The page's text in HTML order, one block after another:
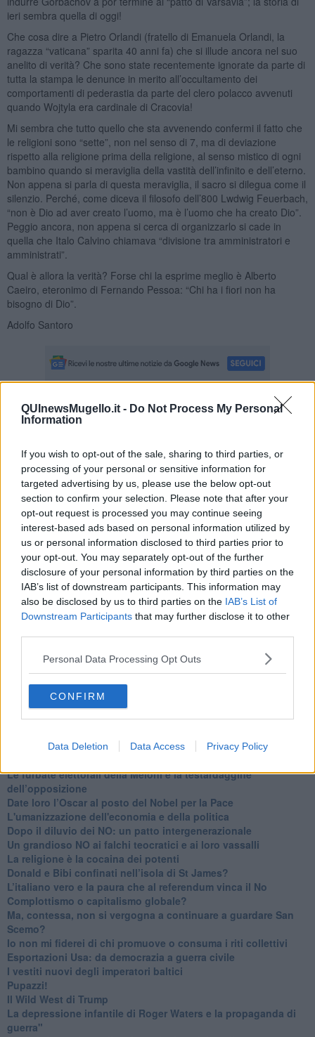
QUInewsMugello.it - Do Not Process My Personal
Information
If you wish to opt-out of the sale, sharing to third parties, or
processing of your personal or sensitive information for
targeted advertising by us, please use the below opt-out
section to confirm your selection. Please note that after your
opt-out request is processed you may continue seeing
interest-based ads based on personal information utilized by
us or personal information disclosed to third parties prior to
your opt-out. You may separately opt-out of the further
disclosure of your personal information by third parties on the
IAB’s list of downstream participants. This information may
also be disclosed by us to third parties on the IAB’s List of
Downstream Participants that may further disclose it to other
Personal Data Processing Opt Outs
CONFIRM
Data Deletion Data Access Privacy Policy
ieri sembra quella di oggi!
Che cosa dire a Pietro Orlandi (fratello di Emanuela Orlandi, la
ragazza “vaticana” sparita 40 anni fa) che si illude ancora nel suo
anelito di verità? Che sono state recentemente ignorate da parte di
tutta la stampa le denunce in merito all’occultamento dei
comportamenti di pederastia da parte del clero polacco avvenuti
quando Wojtyla era cardinale di Cracovia!
Mi sembra che tutto quello che sta avvenendo confermi il fatto che
le religioni sono “sette”, non nel senso di 7, ma di deviazione
rispetto alla religione prima della religione, al senso mistico di ogni
bambino quando si meraviglia della vastità dell’infinito e dell’eterno.
Non appena si parla di questa meraviglia, il sacro si dilegua come il
silenzio. Perché, come diceva il filosofo dell’800 Lwdwig Feuerbach,
“non è Dio ad aver creato l’uomo, ma è l’uomo che ha creato Dio”.
Peggio ancora, non appena si cerca di organizzarlo si cade in
quella che Italo Calvino chiamava “divisione tra amministratori e
amministrati”.
Qual è allora la verità? Forse chi la esprime meglio è Alberto
Caeiro, eteronimo di Fernando Pessoa: “Chi ha i fiori non ha
bisogno di Dio”.
Adolfo Santoro
Se vuoi leggere le notizie principali della Toscana iscriviti alla
Basta cliccare QUI
Ti potrebbe interessare anche:
Articoli dal Blog “Disincantato” di Adolfo Santoro
​Linee guida per organizzare il civismo della complessità
​Il ripristino della natura secondo la legge e l’impegno dei
Cittadini
Il nesso tra cambiamenti climatici e salute umana
Tutti morimmo a stento (3)
Tutti morimmo a stento (2)
​Tutti morimmo a stento (1)
IL CORRIDOIO BLU il resoconto del convegno
Il corridoio blu
​Il cronoprogramma ottimale verso il full electric sui traghetti
​I costi dell’adeguamento al cold ironing
Alcune domande da esordiente agli esperti che decidono le
sorti dell’Elba
​La Scienza dei Cittadini e i Cittadini per l’Aria
​Le furbate elettorali della Meloni e la testardaggine
dell’opposizione
​Date loro l’Oscar al posto del Nobel per la Pace
L'umanizzazione dell'economia e della politica
​Dopo il diluvio dei NO: un patto intergenerazionale
​Un grandioso NO ai falchi teocratici e ai loro vassalli
La religione è la cocaina dei potenti
Donald e Bibi confinati nell’isola di St James?
L’italiano vero e la paura che al referendum vinca il No
​Complottismo o capitalismo globale?
​Ma, contessa, non si vergogna a continuare a guardare San
Scemo?
​Io non mi fiderei di chi promuove o consuma i riti collettivi
Esportazioni Usa: da democrazia a guerra civile
​I vestiti nuovi degli imperatori baltici
​Pupazzi!
​Il Wild West di Trump
​La depressione infantile di Roger Waters e la propaganda di
guerra"